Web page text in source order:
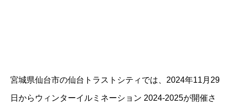
宮城県仙台市の仙台トラストシティでは、2024年11月29
日からウィンターイルミネーション 2024-2025が開催さ